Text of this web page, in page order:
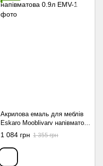
Акрилова емаль для меблів
Eskaro Mooblivarv напівматова
0.9л
1 084 грн 1 355 грн